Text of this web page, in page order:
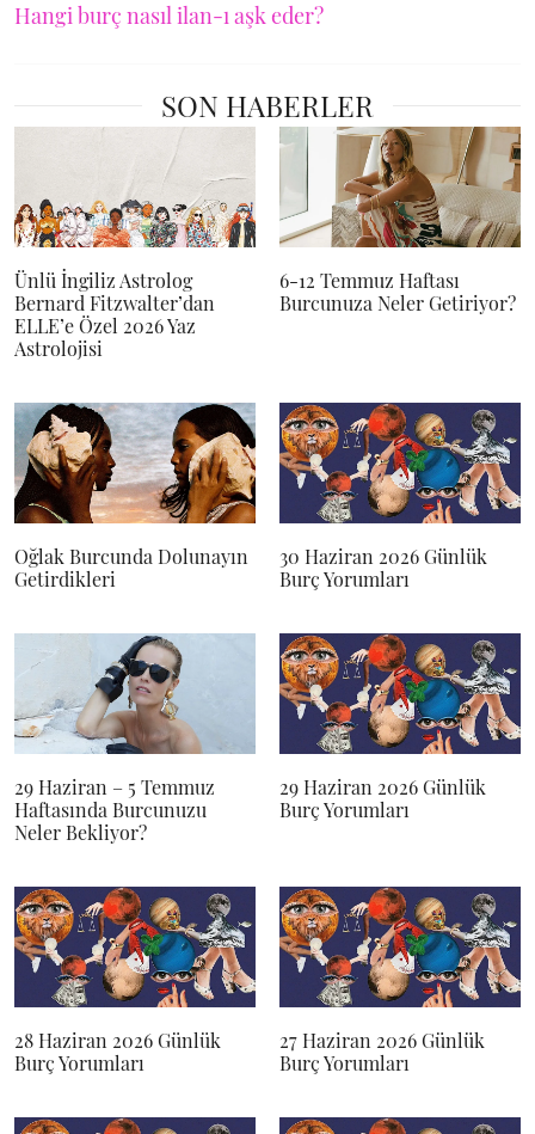
Hangi burç nasıl ilan-ı aşk eder?
SON HABERLER
Ünlü İngiliz Astrolog
Bernard Fitzwalter’dan
ELLE’e Özel 2026 Yaz
Astrolojisi
6-12 Temmuz Haftası
Burcunuza Neler Getiriyor?
Oğlak Burcunda Dolunayın
Getirdikleri
30 Haziran 2026 Günlük
Burç Yorumları
29 Haziran – 5 Temmuz
Haftasında Burcunuzu
Neler Bekliyor?
29 Haziran 2026 Günlük
Burç Yorumları
28 Haziran 2026 Günlük
Burç Yorumları
27 Haziran 2026 Günlük
Burç Yorumları